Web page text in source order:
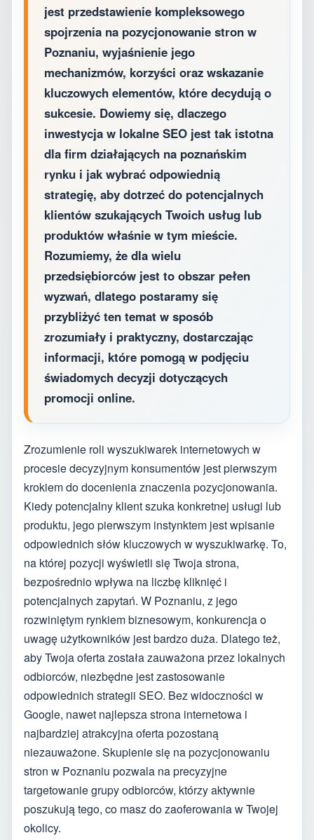
jest przedstawienie kompleksowego
spojrzenia na pozycjonowanie stron w
Poznaniu, wyjaśnienie jego
mechanizmów, korzyści oraz wskazanie
kluczowych elementów, które decydują o
sukcesie. Dowiemy się, dlaczego
inwestycja w lokalne SEO jest tak istotna
dla firm działających na poznańskim
rynku i jak wybrać odpowiednią
strategię, aby dotrzeć do potencjalnych
klientów szukających Twoich usług lub
produktów właśnie w tym mieście.
Rozumiemy, że dla wielu
przedsiębiorców jest to obszar pełen
wyzwań, dlatego postaramy się
przybliżyć ten temat w sposób
zrozumiały i praktyczny, dostarczając
informacji, które pomogą w podjęciu
świadomych decyzji dotyczących
promocji online.
Zrozumienie roli wyszukiwarek internetowych w
procesie decyzyjnym konsumentów jest pierwszym
krokiem do docenienia znaczenia pozycjonowania.
Kiedy potencjalny klient szuka konkretnej usługi lub
produktu, jego pierwszym instynktem jest wpisanie
odpowiednich słów kluczowych w wyszukiwarkę. To,
na której pozycji wyświetli się Twoja strona,
bezpośrednio wpływa na liczbę kliknięć i
potencjalnych zapytań. W Poznaniu, z jego
rozwiniętym rynkiem biznesowym, konkurencja o
uwagę użytkowników jest bardzo duża. Dlatego też,
aby Twoja oferta została zauważona przez lokalnych
odbiorców, niezbędne jest zastosowanie
odpowiednich strategii SEO. Bez widoczności w
Google, nawet najlepsza strona internetowa i
najbardziej atrakcyjna oferta pozostaną
niezauważone. Skupienie się na pozycjonowaniu
stron w Poznaniu pozwala na precyzyjne
targetowanie grupy odbiorców, którzy aktywnie
poszukują tego, co masz do zaoferowania w Twojej
okolicy.